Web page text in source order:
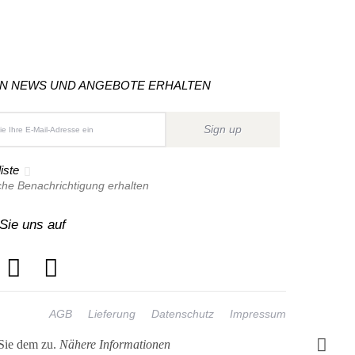
dem zu. Nähere Informationen
NEWS UND ANGEBOTE ERHALTEN
Sign up
Benachrichtigung erhalten
uns auf
AGB Lieferung Datenschutz Impressum